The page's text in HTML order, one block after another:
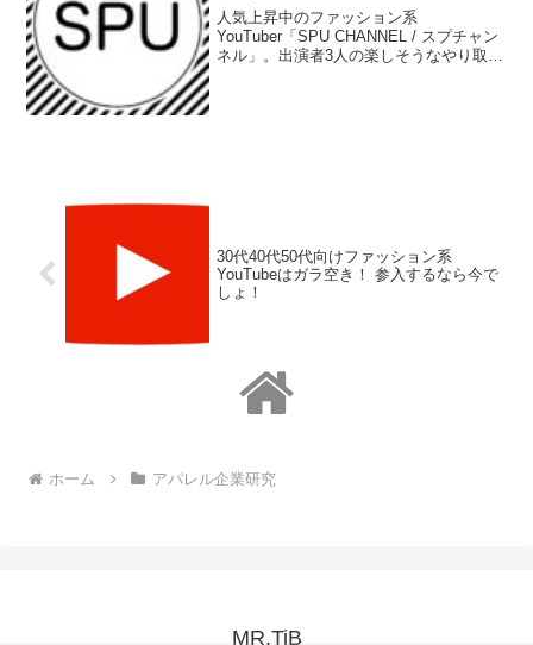
研究】
人気上昇中のファッション系
YouTuber「SPU CHANNEL / スプチャン
ネル」。出演者3人の楽しそうなやり取り
30代40代50代向けファッション系
YouTubeはガラ空き！ 参入するなら今で
しょ！
ホーム アパレル企業研究
MR.TiB